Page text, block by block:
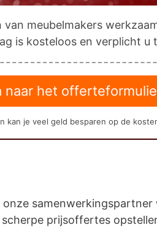
van meubelmakers
is kosteloos en verplicht u
naar het
kan je veel geld besparen op de
prijsoffertes